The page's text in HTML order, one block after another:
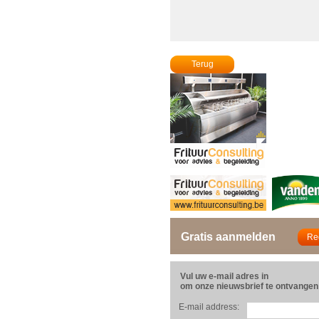
Terug
Gratis aanmelden
Vul uw e-mail adres in
om onze nieuwsbrief te
E-mail address: